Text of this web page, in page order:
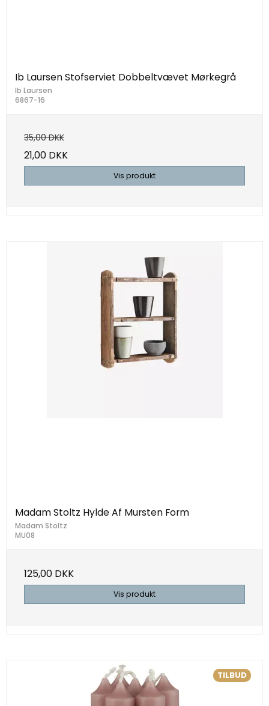
Ib Laursen Stofserviet Dobbeltvævet Mørkegrå
Ib Laursen
6867-16
35,00 DKK
21,00 DKK
Vis produkt
Madam Stoltz Hylde Af Mursten Form
Madam Stoltz
MU08
125,00 DKK
Vis produkt
TILBUD